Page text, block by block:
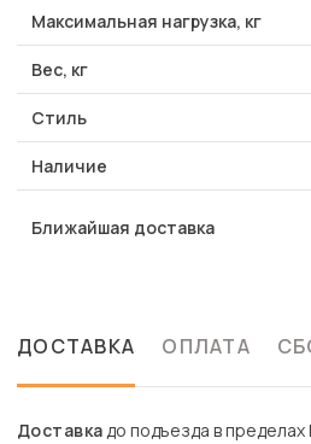
Максимальная нагрузка, кг
Вес, кг
Стиль
Наличие
Ближайшая доставка
ДОСТАВКА ОПЛАТА
Доставкадо подъезда в